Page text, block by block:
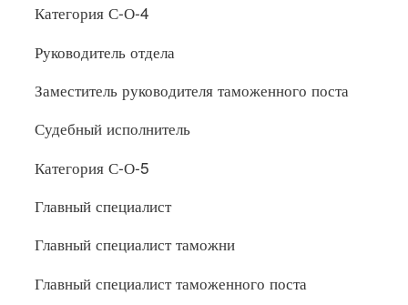
Категория С-О-4
Руководитель отдела
Заместитель руководителя таможенного поста
Судебный исполнитель
Категория С-О-5
Главный специалист
Главный специалист таможни
Главный специалист таможенного поста